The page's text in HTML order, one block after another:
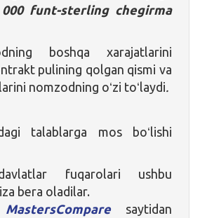
funt-sterling chegirma
boshqa xarajatlarini
pulining qolgan qismi va
nomzodning oʻzi toʻlaydi
talablarga mos boʻlishi
fuqarolari ushbu
bera oladilar.
MastersComparesaytidan